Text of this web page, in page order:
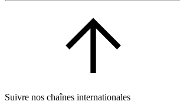
Suivre nos chaînes internationales